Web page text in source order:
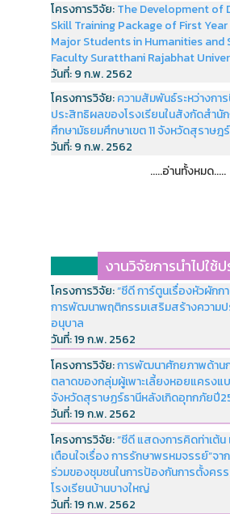
โครงการวิจัย:The Development of
Skill Training Package of First
Major Students in Humanities and
Faculty Suratthani Rajabhat
วันที่:9 ก.พ. 2562
โครงการวิจัย:ความสัมพันธ์ระหว่างกา
ประสิทธิผลของโรงเรียนในสังกัดสำนั
ศึกษามัธยมศึกษาเขต 11 จังหวัดสุราษฎ
วันที่:9 ก.พ. 2562
.....อ่านทั้งหมด.....
งานวิจัยการนำไปใช้
โครงการวิจัย:“ซีดี การ์ตูนเรื่องหัวผักก
การพัฒนาพฤติกรรมเสริมสร้างความ
อนุบาล
วันที่:19 ก.พ. 2562
โครงการวิจัย:การพัฒนาศักยภาพด้าน
ตลาดของกลุ่มผู้เพาะเลี้ยงหอยแครงแ
จังหวัดสุราษฏร์ธานีหลังเกิดอุทกภัยปี
วันที่:19 ก.พ. 2562
โครงการวิจัย:“ซีดี แสดงการคิดท่าเต้น
เตือนใจเรื่อง การรักษาพรหมจรรย์”จ
ร่วมของชุมชนในการป้องกันการตั้งคร
โรงเรียนบ้านบางใหญ่
วันที่:19 ก.พ. 2562